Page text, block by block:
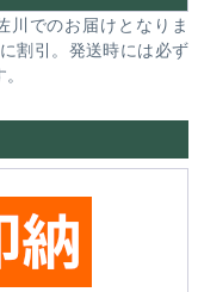
川でのお届けとなりま
割引。発送時には必ず